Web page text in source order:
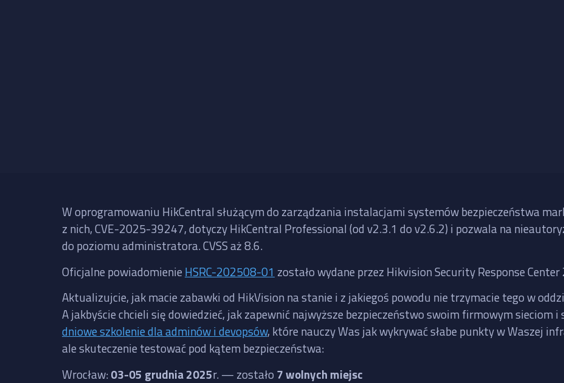
W oprogramowaniu HikCentral służącym do zarządzania instalacjami systemów bezpieczeństwa
z nich, CVE-2025-39247, dotyczy HikCentral Professional (od v2.3.1 do v2.6.2) i pozwala na
do poziomu administratora. CVSS aż 8.6.
Oficjalne powiadomienie HSRC-202508-01 zostało wydane przez Hikvision Security Response
Aktualizujcie, jak macie zabawki od HikVision na stanie i z jakiegoś powodu nie trzymacie tego w
A jakbyście chcieli się dowiedzieć, jak zapewnić najwyższe bezpieczeństwo swoim firmowym sieciom
dniowe szkolenie dla adminów i devopsów, które nauczy Was jak wykrywać słabe punkty w Waszej
ale skuteczenie testować pod kątem bezpieczeństwa:
Wrocław: 03-05 grudnia 2025r. — zostało 7 wolnych miejsc